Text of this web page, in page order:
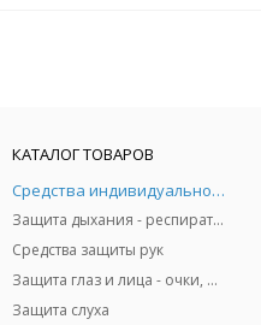
КАТАЛОГ ТОВАРОВ
Средства индивидуальной защиты
Защита дыхания - респираторы, противогазы, фильтры, дозиметры
Средства защиты рук
Защита глаз и лица - очки, щитки
Защита слуха